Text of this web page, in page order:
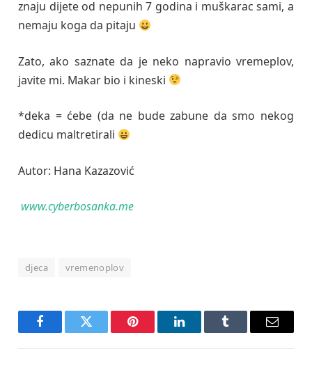
znaju dijete od nepunih 7 godina i muškarac sami, a
nemaju koga da pitaju
Zato, ako saznate da je neko napravio vremeplov,
javite mi. Makar bio i kineski
*deka = ćebe (da ne bude zabune da smo nekog
dedicu maltretirali
Autor: Hana Kazazović
www.cyberbosanka.me
djeca vremenoplov
FacebookTwitter Pinterest LinkedInTumblr Email